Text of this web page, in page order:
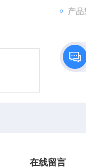
产品
在线留言